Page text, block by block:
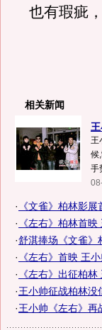
也有瑕疵
相关新闻
王
候
手
· 《文雀》柏林影
· 《左右》柏林首
·舒淇捧场《文雀》
· 《左右》首映 王
· 《左右》出征柏
·王小帅征战柏林没
·王小帅《左右》再